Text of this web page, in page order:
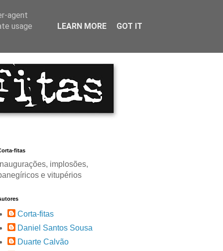
fitas
implosões,
e vitupérios
Corta-fitas
Daniel Santos Sousa
Duarte Calvão
agent
usage
LEARN MORE GOT IT